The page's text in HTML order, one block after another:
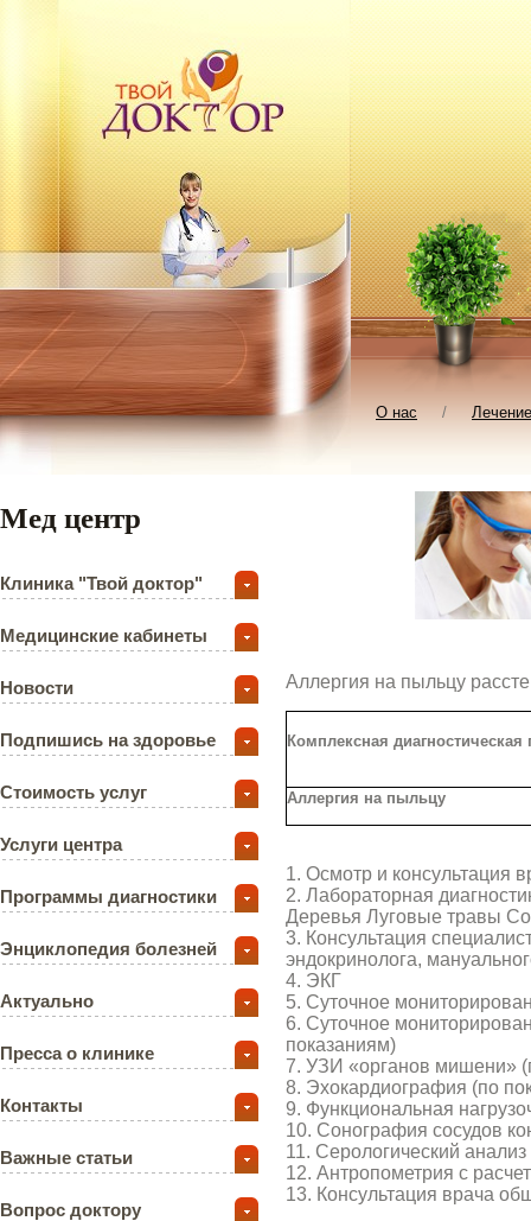
О нас / Лечение
Аллергия на пыльцу
Комплексная диагностическая
Аллергия на пыльцу
1. Осмотр и консультация
2. Лабораторная
Деревья Луговые травы
3. Консультация
эндокринолога,
4. ЭКГ
5. Суточное
6. Суточное
показаниям)
7. УЗИ «органов мишени»
8. Эхокардиография (по
9. Функциональная
10. Сонография сосудов
11. Серологический
12. Антропометрия с
13. Консультация врача
Мед центр
Клиника "Твой доктор"
Медицинские кабинеты
Новости
Подпишись на здоровье
Стоимость услуг
Услуги центра
Программы диагностики
Энциклопедия болезней
Актуально
Пресса о клинике
Контакты
Важные статьи
Вопрос доктору